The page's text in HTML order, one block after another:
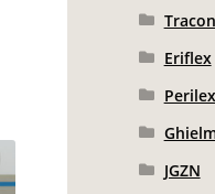
Tracon
Eriflex
Perilex
JGZN